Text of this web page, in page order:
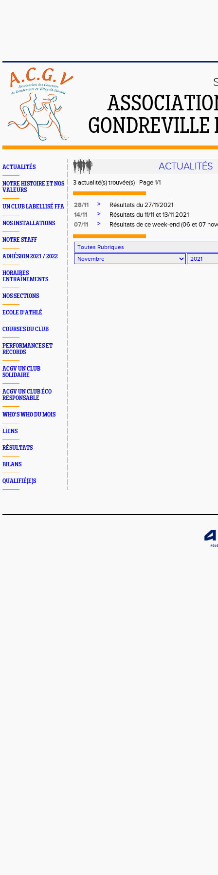
ACTUALITÉS
NOTRE HISTOIRE ET NOS
VALEURS
UN CLUB LABELLISÉ FFA
NOS INSTALLATIONS
NOTRE STAFF
ADHÉSION 2021 / 2022
HORAIRES
ENTRAÎNEMENTS
NOS SECTIONS
ECOLE D'ATHLÉ
COURSES DU CLUB
PERFORMANCES ET
RECORDS
ACGV UN CLUB
SOLIDAIRE
ACGV UN CLUB ÉCO
RESPONSABLE
WHO'S WHO DU MOIS
LIENS
RÉSULTATS
BILANS
QUALIFIÉ(E)S
ACTUALITÉS
3 actualité(s) trouvée(s) | Page 1/1
28/11 >
Résultats du 27/11/2021
14/11
>
Résultats du 11/11 et 13/11 2021
07/11
> Résultats de ce week-end (06 et 07